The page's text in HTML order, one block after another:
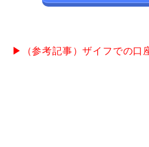
▶（参考記事）ザイフでの口